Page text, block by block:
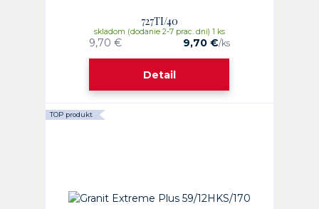
727TI/40
9,70 € 9,70 €/ks
skladom (dodanie 2-7 prac. dni) 1 ks
Detail
TOP produkt